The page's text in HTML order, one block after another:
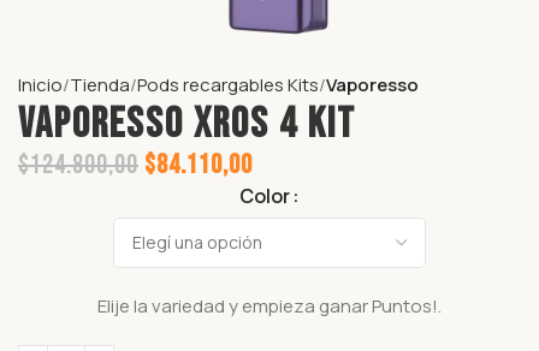
Inicio Tienda Pods recargables Kits Vaporesso
VAPORESSO XROS 4 KIT
$124.800,00 $84.110,00
Color
Elije la variedad y empieza ganarPuntos!.